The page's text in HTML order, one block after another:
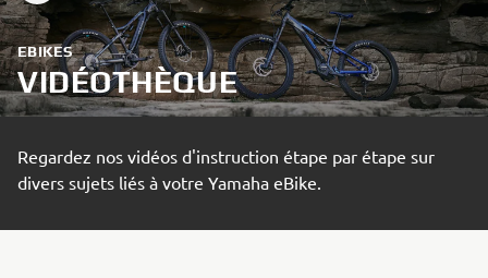
EBIKES
VIDÉOTHÈQUE
Regardez nos vidéos d'instruction étape par étape sur
divers sujets liés à votre Yamaha eBike.